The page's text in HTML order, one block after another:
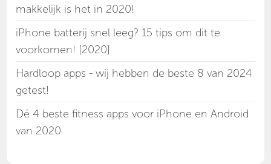
makkelijk is het in 2020!
iPhone batterij snel leeg? 15 tips om dit te
voorkomen! [2020]
Hardloop apps - wij hebben de beste 8 van 2024
getest!
Dé 4 beste fitness apps voor iPhone en Android
van 2020